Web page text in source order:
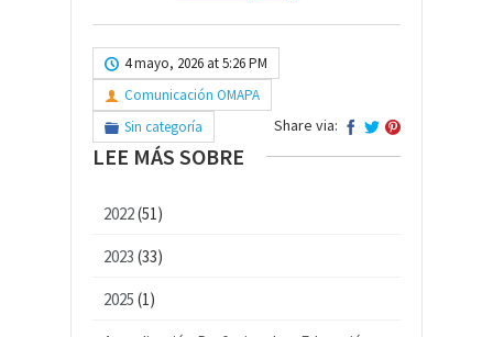
4 mayo, 2026 at 5:26 PM
Comunicación OMAPA
Sin categoría
Share via:
LEE MÁS SOBRE
2022(51)
2023 (33)
2025 (1)